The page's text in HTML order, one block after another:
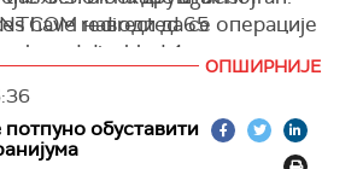
Ирана, гаранције да се
неће поновити и исплату пуне
наводи да се операције
мера усмерених на
међутим, тврде да имају
мореузом и да не
have redirected 65
and disabled 4.
(@CENTCOM) May 12, 2026
ОПШИРНИЈЕ
обуставити